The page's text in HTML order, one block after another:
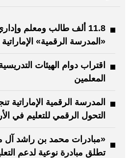
11.8 ألف طالب ومعلم
«المدرسة الرقمية»
اقتراب دوام الهيئات
المعلمين
المدرسة الرقمية
التحول الرقمي للتعليم في
«مبادرات محمد بن راشد آل